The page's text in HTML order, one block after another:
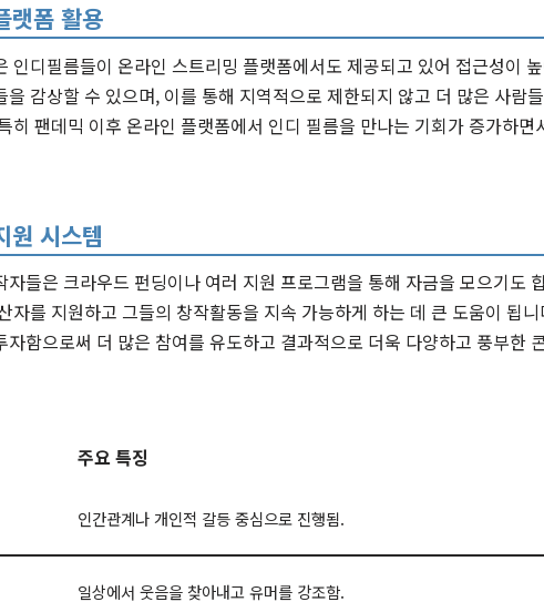
랫폼 활용
인디필름들이 온라인 스트리밍 플랫폼에서도 제공되고 있어 접근성이
을 감상할 수 있으며, 이를 통해 지역적으로 제한되지 않고 더 많은 사람
히 팬데믹 이후 온라인 플랫폼에서 인디 필름을 만나는 기회가 증가하면
원 시스템
자들은 크라우드 펀딩이나 여러 지원 프로그램을 통해 자금을 모으기도
자를 지원하고 그들의 창작활동을 지속 가능하게 하는 데 큰 도움이 됩
자함으로써 더 많은 참여를 유도하고 결과적으로 더욱 다양하고 풍부한
주요 특징
인간관계나 개인적 갈등 중심으로 진행됨.
일상에서 웃음을 찾아내고 유머를 강조함.